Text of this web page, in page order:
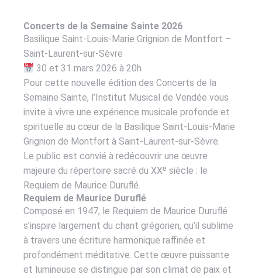
Concerts de la Semaine Sainte 2026
Basilique Saint-Louis-Marie Grignion de Montfort –
Saint-Laurent-sur-Sèvre
30 et 31 mars 2026 à 20h
Pour cette nouvelle édition des Concerts de la
Semaine Sainte, l’Institut Musical de Vendée vous
invite à vivre une expérience musicale profonde et
spirituelle au cœur de la Basilique Saint-Louis-Marie
Grignion de Montfort à Saint-Laurent-sur-Sèvre.
Le public est convié à redécouvrir une œuvre
majeure du répertoire sacré du XXᵉ siècle : le
Requiem de Maurice Duruflé.
Requiem de Maurice Duruflé
Composé en 1947, le Requiem de Maurice Duruflé
s’inspire largement du chant grégorien, qu’il sublime
à travers une écriture harmonique raffinée et
profondément méditative. Cette œuvre puissante
et lumineuse se distingue par son climat de paix et